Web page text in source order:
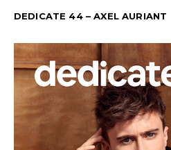
DEDICATE 44 – AXEL AURIANT